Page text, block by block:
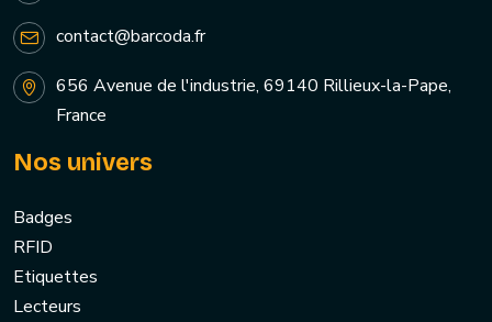
contact@barcoda.fr
656 Avenue de l'industrie, 69140 Rillieux-la-Pape,
France
Nos univers
Badges
RFID
Etiquettes
Lecteurs